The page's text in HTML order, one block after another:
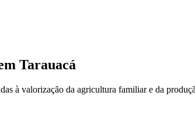
Tarauacá
à valorização da agricultura familiar e da